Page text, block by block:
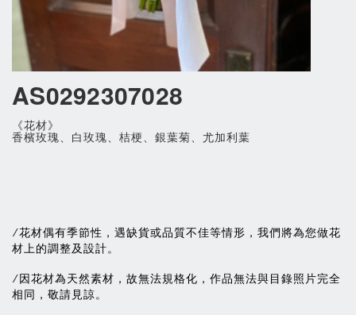
AS0292307028
《花材》
香檳玫瑰、白玫瑰、桔梗、銀葉菊、尤加利葉
/花材偶有季節性，遇缺貨或品質不佳等情形，我們將為您做花
材上的調整及設計。
/因花材為天然素材，故無法規格化，作品無法與目錄照片完全
相同，敬請見諒。